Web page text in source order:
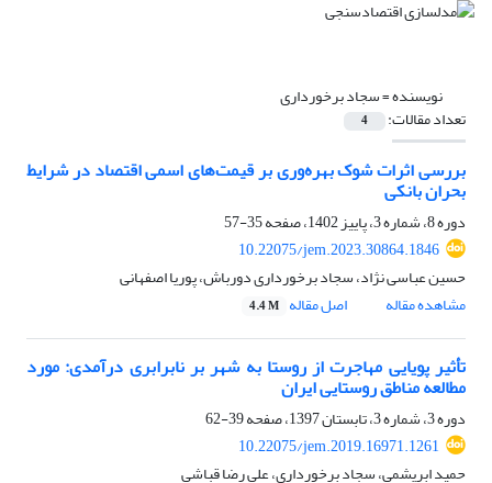
نویسنده =سجاد برخورداری
تعداد مقالات: 4
بررسی اثرات شوک بهره‌وری بر قیمت‌های اسمی اقتصاد در شرایط
بحران بانکی
دوره 8، شماره 3، پاییز 1402، صفحه
35-57
10.22075/jem.2023.30864.1846
حسین عباسی نژاد، سجاد برخورداری دورباش، پوریا اصفهانی
مشاهده مقاله
اصل مقاله 4.4 M
تأثیر پویایی مهاجرت از روستا به شهر بر نابرابری درآمدی: مورد
مطالعه مناطق روستایی ایران
دوره 3، شماره 3، تابستان 1397، صفحه
39-62
10.22075/jem.2019.16971.1261
حمید ابریشمی، سجاد برخورداری، علی رضا قباشی